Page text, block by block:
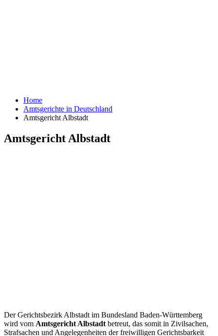
Home
Amtsgerichte in Deutschland
Amtsgericht Albstadt
Amtsgericht Albstadt
Der Gerichtsbezirk Albstadt im Bundesland Baden-Württemberg
wird vom Amtsgericht Albstadt betreut, das somit in Zivilsachen,
Strafsachen und Angelegenheiten der freiwilligen Gerichtsbarkeit